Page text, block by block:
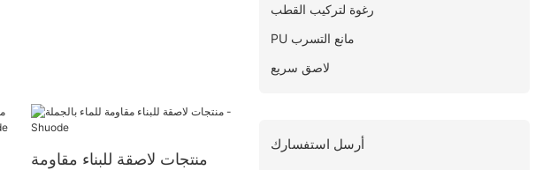
منتجات لاصقة للبناء مقاومة
رغوة لتركيب القطب
PU مانع التسرب
لاصق سريع
أرسل استفسارك